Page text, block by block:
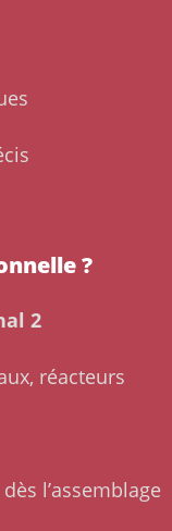
?
2
réacteurs
l’assemblage